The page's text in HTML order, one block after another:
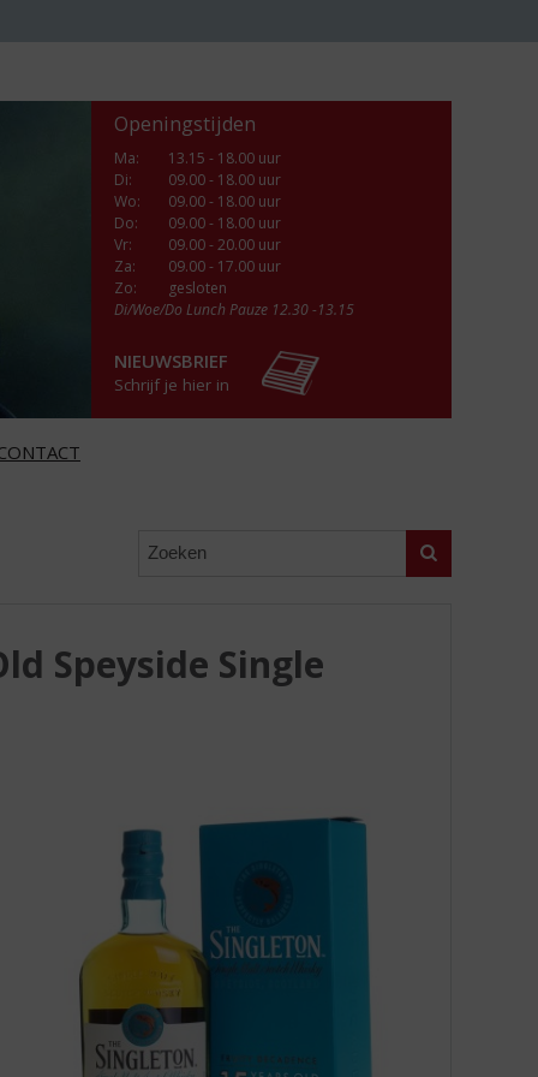
Openingstijden
Ma:
13.15 - 18.00 uur
Di:
09.00 - 18.00 uur
Wo:
09.00 - 18.00 uur
Do:
09.00 - 18.00 uur
Vr:
09.00 - 20.00 uur
Za:
09.00 - 17.00 uur
Zo:
gesloten
Di/Woe/Do Lunch Pauze 12.30 -13.15
NIEUWSBRIEF
Schrijf je hier in
Zoeken
Speyside Single